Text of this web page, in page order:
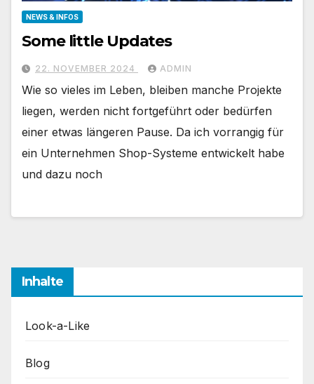
NEWS & INFOS
Some little Updates
22. NOVEMBER 2024 ADMIN
Wie so vieles im Leben, bleiben manche Projekte
liegen, werden nicht fortgeführt oder bedürfen
einer etwas längeren Pause. Da ich vorrangig für
ein Unternehmen Shop-Systeme entwickelt habe
und dazu noch
Inhalte
Look-a-Like
Blog